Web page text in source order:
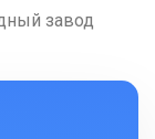
завод